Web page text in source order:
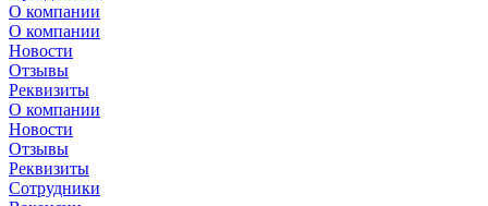
О компании
О компании
Новости
Отзывы
Реквизиты
О компании
Новости
Отзывы
Реквизиты
Сотрудники